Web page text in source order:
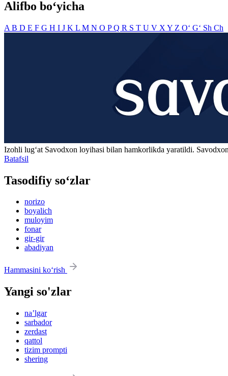
Alifbo bo‘yicha
A B D E F G H I J K L M N O PQ R S T U V X Y Z O‘ G‘ Sh Ch
Izohli lugʻat Savodxon loyihasi bilan hamkorlikda yaratildi.
Batafsil
Tasodifiy so‘zlar
norizo
boyalich
muloyim
fonar
gir-gir
abadiyan
Hammasini ko‘rish
Yangi so'zlar
na’lgar
sarbador
zerdast
qattol
tizim prompti
shering